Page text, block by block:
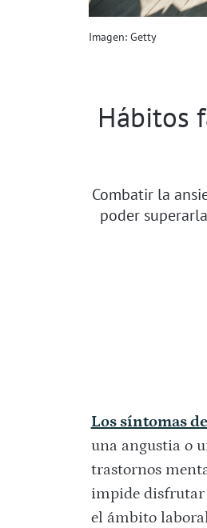
Imagen: Getty
Hábitos
Combatir la
poder
Los síntomas
una angustia o
trastornos
impide disfrutar
el ámbito